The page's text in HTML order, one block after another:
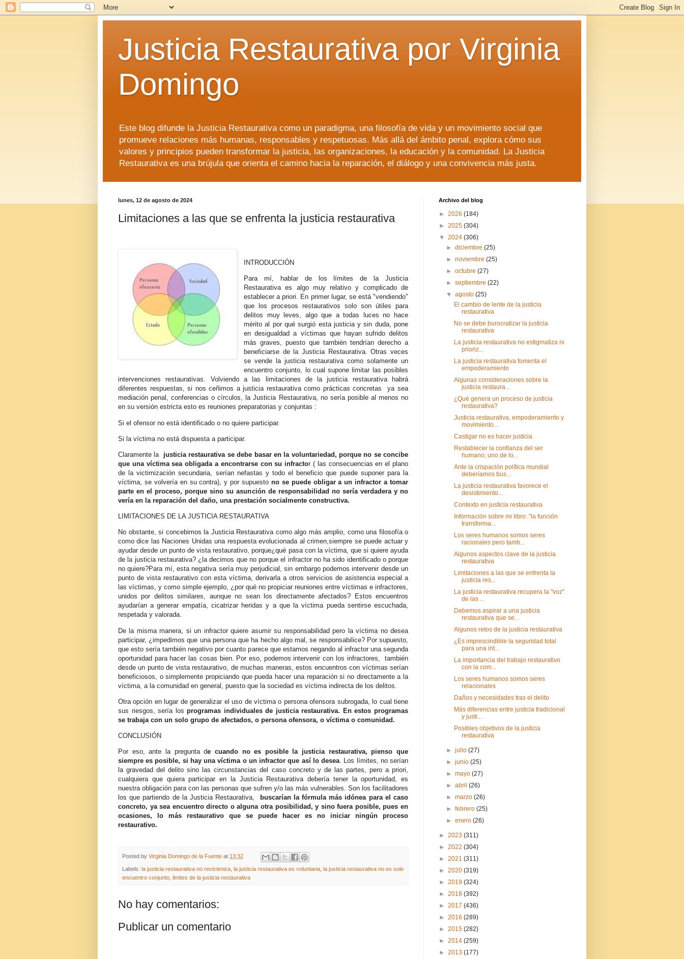
Justicia Restaurativa por Virginia
Domingo
Este blog difunde la Justicia Restaurativa como un paradigma, una filosofía de vida y un movimiento social que
promueve relaciones más humanas, responsables y respetuosas. Más allá del ámbito penal, explora cómo sus
valores y principios pueden transformar la justicia, las organizaciones, la educación y la comunidad. La Justicia
Restaurativa es una brújula que orienta el camino hacia la reparación, el diálogo y una convivencia más justa.
lunes, 12 de agosto de 2024
Limitaciones a las que se enfrenta la justicia restaurativa
INTRODUCCIÓN
Para mí, hablar de los límites de la Justicia
Restaurativa es algo muy relativo y complicado de
establecer a priori. En primer lugar, se está "vendiendo"
que los procesos restaurativos solo son útiles para
delitos muy leves, algo que a todas luces no hace
mérito al por qué surgió esta justicia y sin duda, pone
en desigualdad a víctimas que hayan sufrido delitos
más graves, puesto que también tendrían derecho a
beneficiarse de la Justicia Restaurativa. Otras veces
se vende la justicia restaurativa como solamente un
encuentro conjunto, lo cual supone limitar las posibles
intervenciones restaurativas. Volviendo a las limitaciones de la justicia restaurativa habrá
diferentes respuestas, si nos ceñimos a justicia restaurativa como prácticas concretas ya sea
mediación penal, conferencias o círculos, la Justicia Restaurativa, no sería posible al menos no
en su versión estricta esto es reuniones preparatorias y conjuntas :
Si el ofensor no está identificado o no quiere participar.
Si la víctima no está dispuesta a participar.
Claramente la justicia restaurativa se debe basar en la voluntariedad, porque no se concibe
que una víctima sea obligada a encontrarse con su infractor ( las consecuencias en el plano
de la victimización secundaria, serían nefastas y todo el beneficio que puede suponer para la
víctima, se volvería en su contra), y por supuesto no se puede obligar a un infractor a tomar
parte en el proceso, porque sino su asunción de responsabilidad no sería verdadera y no
vería en la reparación del daño, una prestación socialmente constructiva.
LIMITACIONES DE LA JUSTICIA RESTAURATIVA
No obstante, si concebimos la Justicia Restaurativa como algo más amplio, como una filosofía o
como dice las Naciones Unidas una respuesta evolucionada al crimen,siempre se puede actuar y
ayudar desde un punto de vista restaurativo, porque¿qué pasa con la víctima, que si quiere ayuda
de la justicia restaurativa? ¿la decimos que no porque el infractor no ha sido identificado o porque
no quiere?Para mí, esta negativa sería muy perjudicial, sin embargo podemos intervenir desde un
punto de vista restaurativo con esta víctima, derivarla a otros servicios de asistencia especial a
las víctimas, y como simple ejemplo, ¿por qué no propiciar reuniones entre víctimas e infractores,
unidos por delitos similares, aunque no sean los directamente afectados? Estos encuentros
ayudarían a generar empatía, cicatrizar heridas y a que la víctima pueda sentirse escuchada,
respetada y valorada.
De la misma manera, si un infractor quiere asumir su responsabilidad pero la víctima no desea
participar, ¿impedimos que una persona que ha hecho algo mal, se responsabilice? Por supuesto,
que esto sería también negativo por cuanto parece que estamos negando al infractor una segunda
oportunidad para hacer las cosas bien. Por eso, podemos intervenir con los infractores, también
desde un punto de vista restaurativo, de muchas maneras, estos encuentros con víctimas serían
beneficiosos, o simplemente propiciando que pueda hacer una reparación si no directamente a la
víctima, a la comunidad en general, puesto que la sociedad es víctima indirecta de los delitos.
Otra opción en lugar de generalizar el uso de víctima o persona ofensora subrogada, lo cual tiene
sus riesgos, sería losprogramas individuales de justicia restaurativa. En estos programas
se trabaja con un solo grupo de afectados, o persona ofensora, o víctima o comunidad.
CONCLUSIÓN
Por eso, ante la pregunta de cuando no es posible la justicia restaurativa, pienso que
siempre es posible, si hay una víctima o un infractor que así lo desea. Los límites, no serían
la gravedad del delito sino las circunstancias del caso concreto y de las partes, pero a priori,
cualquiera que quiera participar en la Justicia Restaurativa debería tener la oportunidad, es
nuestra obligación para con las personas que sufren y/o las más vulnerables. Son los facilitadores
los que partiendo de la Justicia Restaurativa,
buscarían la fórmula más idónea para el caso
concreto, ya sea encuentro directo o alguna otra posibilidad, y sino fuera posible, pues en
ocasiones, lo más restaurativo que se puede hacer es no iniciar ningún proceso
restaurativo.
Posted by Virginia Domingo de la Fuente at 13:32
Labels: la justicia restaurativa no revictimiza la justicia restaurativa es voluntaria la justicia restaurativa no es solo
encuentro conjunto limites de la justicia restaurativa
No hay comentarios:
Publicar un comentario
Archivo del blog
► 2026 (184)
► 2025 (304)
▼ 2024 (306)
►diciembre(25)
►noviembre(25)
►octubre(27)
►septiembre(22)
▼agosto(25)
El cambio de lente de la justicia
restaurativa
No se debe burocratizar la justicia
restaurativa
La justicia restaurativa no estigmatiza ni
prioriz...
La justicia restaurativa fomenta el
empoderamiento
Algunas consideraciones sobre la
justicia restaura...
¿Qué genera un proceso de justicia
restaurativa?
Justicia restaurativa, empoderamiento y
movimiento...
Castigar no es hacer justicia
Restablecer la confianza del ser
humano; uno de lo...
Ante la crispación política mundial
deberíamos bus...
La justicia restaurativa favorece el
desistimiento...
Contexto en justicia restaurativa
Información sobre mi libro: "la función
transforma...
Los seres humanos somos seres
racionales pero tamb...
Algunos aspectos clave de la justicia
restaurativa
Limitaciones a las que se enfrenta la
justicia res...
La justicia restaurativa recupera la "voz"
de las ...
Debemos aspirar a una justicia
restaurativa que se...
Algunos retos de la justicia restaurativa
¿Es imprescindible la seguridad total
para una int...
La importancia del trabajo restaurativo
con la com...
Los seres humanos somos seres
relacionales
Daños y necesidades tras el delito
Más diferencias entre justicia tradicional
y justi...
Posibles objetivos de la justicia
restaurativa
►julio(27)
►junio(25)
►mayo(27)
►abril(26)
►marzo(26)
►febrero(25)
►enero(26)
► 2023 (311)
► 2022 (304)
► 2021 (311)
► 2020 (319)
► 2019 (324)
► 2018 (392)
► 2017 (436)
► 2016 (289)
► 2015 (282)
► 2014 (259)
► 2013 (177)